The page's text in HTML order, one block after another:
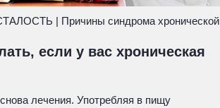
| Причины синдрома хронической
если у вас хроническая
лечения. Употребляя в пищу